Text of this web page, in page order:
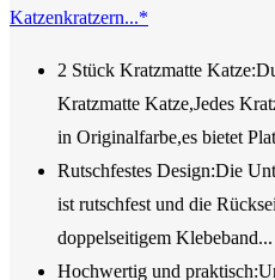
Katzenkratzern...*
2 Stück Kratzmatte
Kratzmatte Katze,Jedes
in Originalfarbe,es bietet
Rutschfestes Design:Die
ist rutschfest und die
doppelseitigem Klebeband...
Hochwertig und